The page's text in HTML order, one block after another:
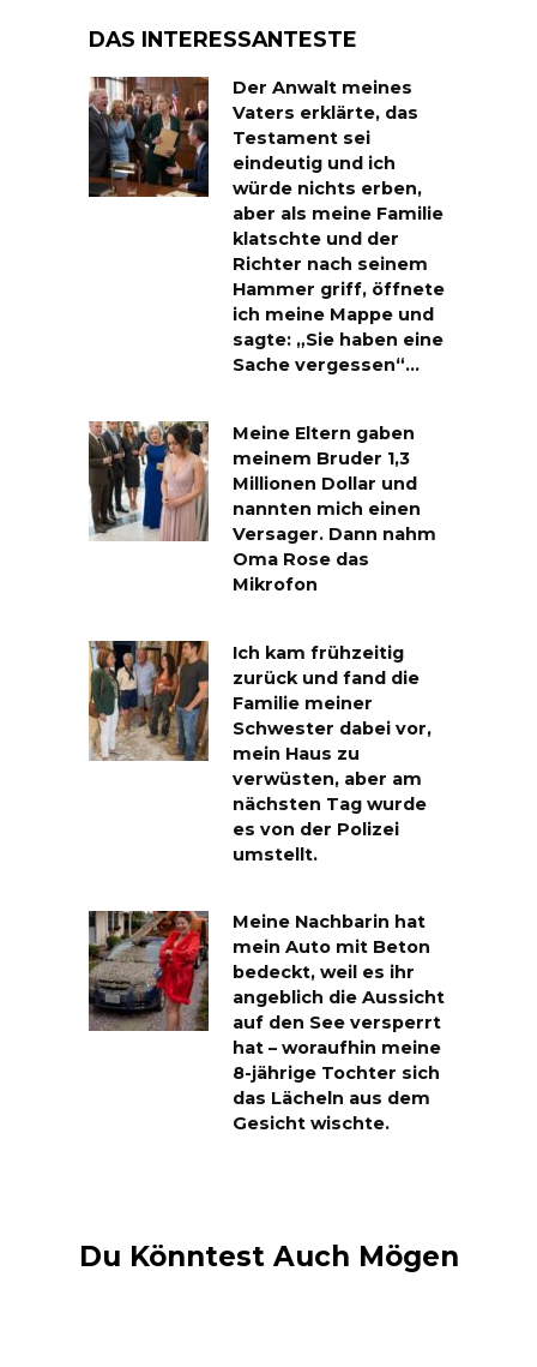
DAS INTERESSANTESTE
Der Anwalt meines
Vaters erklärte, das
Testament sei
eindeutig und ich
würde nichts erben,
aber als meine Familie
klatschte und der
Richter nach seinem
Hammer griff, öffnete
ich meine Mappe und
sagte: „Sie haben eine
Sache vergessen“…
Meine Eltern gaben
meinem Bruder 1,3
Millionen Dollar und
nannten mich einen
Versager. Dann nahm
Oma Rose das
Mikrofon
Ich kam frühzeitig
zurück und fand die
Familie meiner
Schwester dabei vor,
mein Haus zu
verwüsten, aber am
nächsten Tag wurde
es von der Polizei
umstellt.
Meine Nachbarin hat
mein Auto mit Beton
bedeckt, weil es ihr
angeblich die Aussicht
auf den See versperrt
hat – woraufhin meine
8-jährige Tochter sich
das Lächeln aus dem
Gesicht wischte.
Du Könntest Auch Mögen